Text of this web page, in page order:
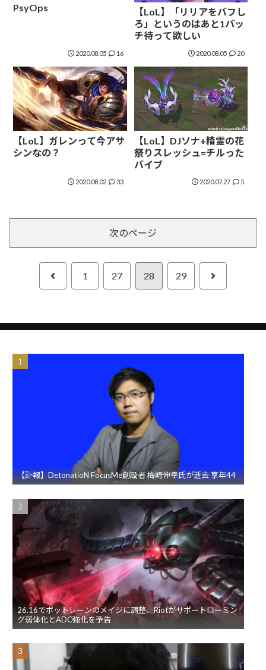
PsyOps
2020.08.05 16
【LoL】「リリアをバフし
ろ」というのはあと1パッ
チ待って欲しい
2020.08.05 20
【LoL】ガレンって今アサ
シンなの？
2020.08.02 33
【LoL】DJソナ+精霊の花
祭りスレッシュ=チルった
バイブ
2020.07.27 5
次のページ
前 1 27 28 29 次
【訃報】DetonatioN FocusMe創設者 梅崎伸幸氏が逝去 享年44
26.16でボットレーンのメイジに調整、Riotがサポートローミン
グ弱体化とADC強化を予告